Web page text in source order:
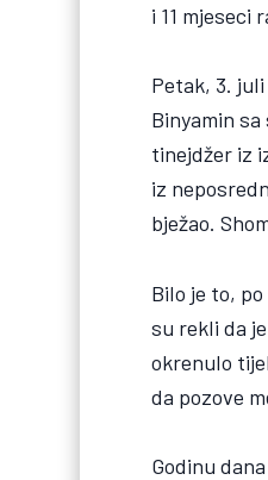
i 11 mjeseci
Petak, 3.
Binyamin
tinejdžer iz
iz
bježao.
Bilo je to,
su rekli da
okrenulo
da pozove
Godinu